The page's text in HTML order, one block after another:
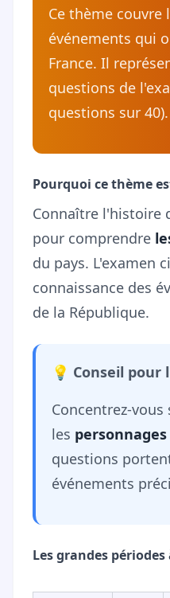
Ce thème couvre
événements qui
France. Il
questions de
questions sur 40).
Pourquoi ce thème
Connaître l'histoire
pour comprendre
du pays. L'examen
connaissance des
de la République.
💡 Conseil pour
Concentrez-vous
les
questions
événements
Les grandes